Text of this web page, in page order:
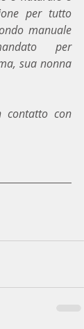
per tutto
manuale
per
sua nonna
contatto con